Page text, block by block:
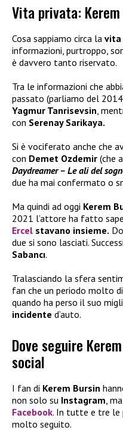
Vita privata:
Cosa sappiamo circa la vita
informazioni, purtroppo,
è davvero tanto riservato.
Tra le informazioni che
passato (parliamo del
Yagmur Tanrisevsin,
con Serenay Sarikaya.
Si è vociferato anche che
con Demet Ozdemir (che
Daydreamer – Le ali del
due ha mai confermato o
Ma quindi ad oggi Kerem
2021 l’attore ha fatto
Ercel stavano insieme.
due si sono lasciati.
Sabancı.
Tralasciando la sfera
fan che un periodo molto
quando ha perso il suo
incidente d’auto.
Dove seguire
social
I fan di Kerem Bursin
non solo su Instagram ,
Facebook. In tutte e tre le
molto seguito.